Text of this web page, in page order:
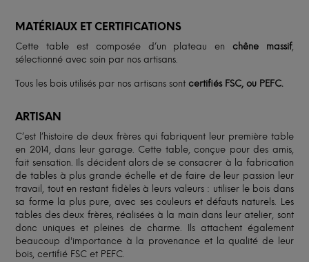
MATÉRIAUX ET CERTIFICATIONS
Cette table est composée d’un plateau en chêne massif,
sélectionné avec soin par nos artisans.
Tous les bois utilisés par nos artisans sontcertifiés FSC, ou PEFC.
ARTISAN
C’est l’histoire de deux frères qui fabriquent leur première table
en 2014, dans leur garage. Cette table, conçue pour des amis,
fait sensation. Ils décident alors de se consacrer à la fabrication
de tables à plus grande échelle et de faire de leur passion leur
travail, tout en restant fidèles à leurs valeurs : utiliser le bois dans
sa forme la plus pure, avec ses couleurs et défauts naturels. Les
tables des deux frères, réalisées à la main dans leur atelier, sont
donc uniques et pleines de charme. Ils attachent également
beaucoup d'importance à la provenance et la qualité de leur
bois, certifié FSC et PEFC.